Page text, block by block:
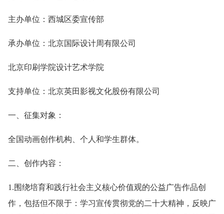
主办单位：西城区委宣传部
承办单位：北京国际设计周有限公司
北京印刷学院设计艺术学院
支持单位：北京英田影视文化股份有限公司
一、征集对象：
全国动画创作机构、个人和学生群体。
二、创作内容：
1.围绕培育和践行社会主义核心价值观的公益广告作品创
作，包括但不限于：学习宣传贯彻党的二十大精神，反映广